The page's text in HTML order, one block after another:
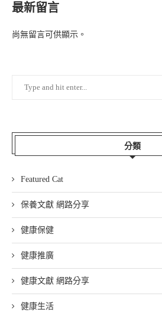
最新留言
尚無留言可供顯示。
分類
Featured Cat
保養文獻 網路分享
健康保健
健康推廣
健康文獻 網路分享
健康生活